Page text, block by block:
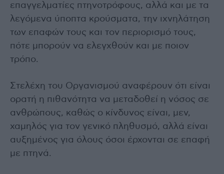
επαγγελματίες πτηνοτρόφους, αλλά και με τα
λεγόμενα ύποπτα κρούσματα, την ιχνηλάτηση
των επαφών τους και τον περιορισμό τους,
πότε μπορούν να ελεγχθούν και με ποιον
τρόπο.
Στελέχη του Οργανισμού αναφέρουν ότι είναι
ορατή η πιθανότητα να μεταδοθεί η νόσος σε
ανθρώπους, καθώς ο κίνδυνος είναι, μεν,
χαμηλός για τον γενικό πληθυσμό, αλλά είναι
αυξημένος για όλους όσοι έρχονται σε επαφή
με πτηνά.